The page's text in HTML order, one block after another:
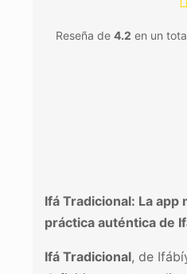
Reseña de 4.2 en un
Ifá Tradicional: La
práctica auténtica de
Ifá Tradicional, de